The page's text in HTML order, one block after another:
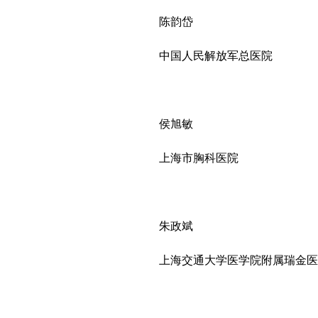
陈韵岱
中国人民解放军总医院
侯旭敏
上海市胸科医院
朱政斌
上海交通大学医学院附属瑞金